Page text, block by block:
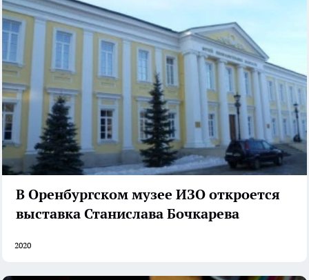
В Оренбургском музее ИЗО откроется
выставка Станислава Бочкарева
2020